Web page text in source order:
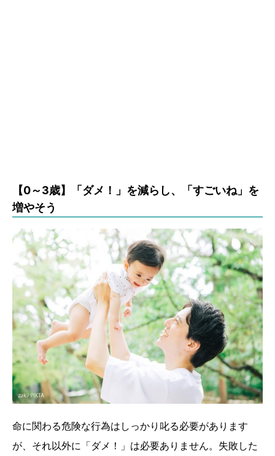
【0～3歳】「ダメ！」を減らし、「すごいね」を
増やそう
命に関わる危険な行為はしっかり叱る必要があります
が、それ以外に「ダメ！」は必要ありません。失敗した